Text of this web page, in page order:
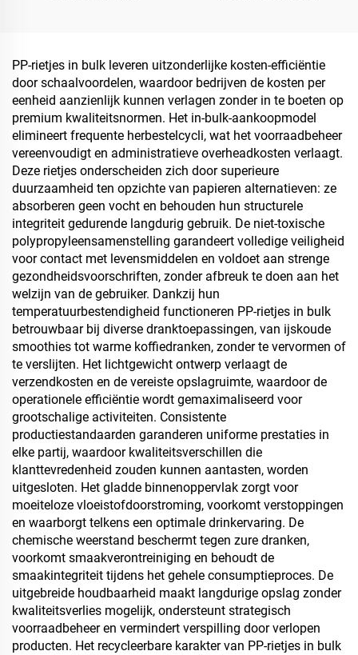
PP-rietjes in bulk leveren uitzonderlijke kosten-efficiëntie
door schaalvoordelen, waardoor bedrijven de kosten per
eenheid aanzienlijk kunnen verlagen zonder in te boeten op
premium kwaliteitsnormen. Het in-bulk-aankoopmodel
elimineert frequente herbestelcycli, wat het voorraadbeheer
vereenvoudigt en administratieve overheadkosten verlaagt.
Deze rietjes onderscheiden zich door superieure
duurzaamheid ten opzichte van papieren alternatieven: ze
absorberen geen vocht en behouden hun structurele
integriteit gedurende langdurig gebruik. De niet-toxische
polypropyleensamenstelling garandeert volledige veiligheid
voor contact met levensmiddelen en voldoet aan strenge
gezondheidsvoorschriften, zonder afbreuk te doen aan het
welzijn van de gebruiker. Dankzij hun
temperatuurbestendigheid functioneren PP-rietjes in bulk
betrouwbaar bij diverse dranktoepassingen, van ijskoude
smoothies tot warme koffiedranken, zonder te vervormen of
te verslijten. Het lichtgewicht ontwerp verlaagt de
verzendkosten en de vereiste opslagruimte, waardoor de
operationele efficiëntie wordt gemaximaliseerd voor
grootschalige activiteiten. Consistente
productiestandaarden garanderen uniforme prestaties in
elke partij, waardoor kwaliteitsverschillen die
klanttevredenheid zouden kunnen aantasten, worden
uitgesloten. Het gladde binnenoppervlak zorgt voor
moeiteloze vloeistofdoorstroming, voorkomt verstoppingen
en waarborgt telkens een optimale drinkervaring. De
chemische weerstand beschermt tegen zure dranken,
voorkomt smaakverontreiniging en behoudt de
smaakintegriteit tijdens het gehele consumptieproces. De
uitgebreide houdbaarheid maakt langdurige opslag zonder
kwaliteitsverlies mogelijk, ondersteunt strategisch
voorraadbeheer en vermindert verspilling door verlopen
producten. Het recycleerbare karakter van PP-rietjes in bulk